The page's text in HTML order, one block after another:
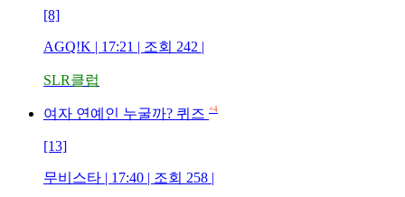
[8]
AGQ!K | 17:21 | 조회 242 |
SLR클럽
여자 연예인 누굴까? 퀴즈 +4
[13]
무비스타 | 17:40 | 조회 258 |